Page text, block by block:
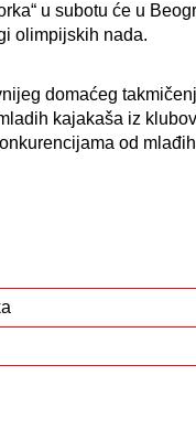
u subotu će u
olimpijskih nada.
domaćeg
kajakaša iz
od